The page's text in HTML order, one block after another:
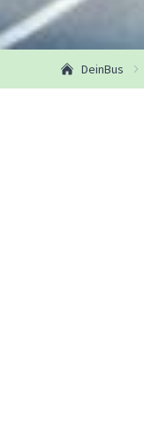
DeinBus